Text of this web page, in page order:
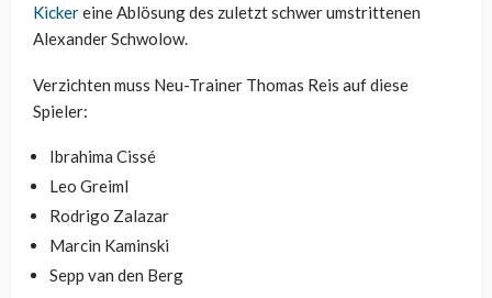
Kickereine Ablösung des zuletzt schwer umstrittenen
Alexander Schwolow.
Verzichten muss Neu-Trainer Thomas Reis auf diese
Spieler:
Ibrahima Cissé
Leo Greiml
Rodrigo Zalazar
Marcin Kaminski
Sepp van den Berg